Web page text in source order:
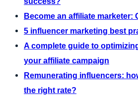
Become an affiliate marketer:
5 influencer marketing best
A complete guide to
your affiliate campaign
Remunerating influencers:
the right rate?